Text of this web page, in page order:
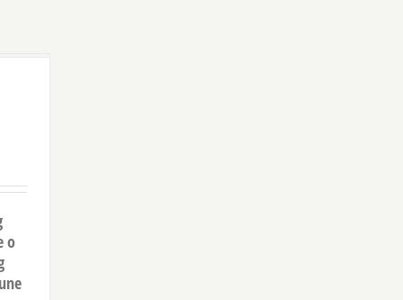
o